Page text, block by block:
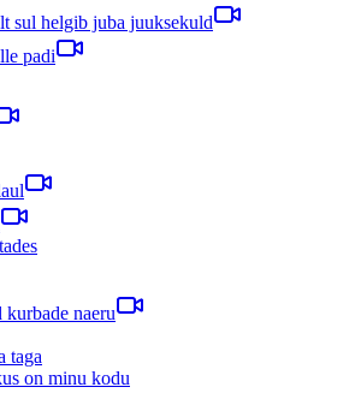
sul helgib juba juuksekuld
padi
kurbade naeru
taga
on minu kodu